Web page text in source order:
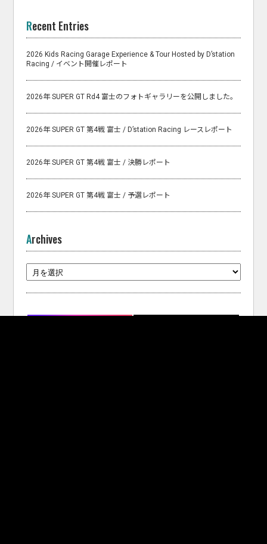
Recent Entries
2026 Kids Racing Garage Experience & Tour Hosted by D’station
Racing / イベント開催レポート
2026年 SUPER GT Rd4 富士のフォトギャラリーを公開しました。
2026年 SUPER GT 第4戦 富士 / D’station Racing レースレポート
2026年 SUPER GT 第4戦 富士 / 決勝レポート
2026年 SUPER GT 第4戦 富士 / 予選レポート
Archives